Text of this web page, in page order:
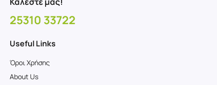
25310 33722
Useful Links
Όροι Χρήσης
About Us